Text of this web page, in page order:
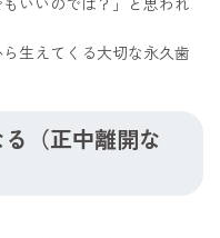
生えてくる大切な永久歯
（正中離開な